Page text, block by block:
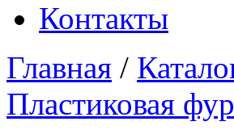
Контакты
Главная /
Пластиковая